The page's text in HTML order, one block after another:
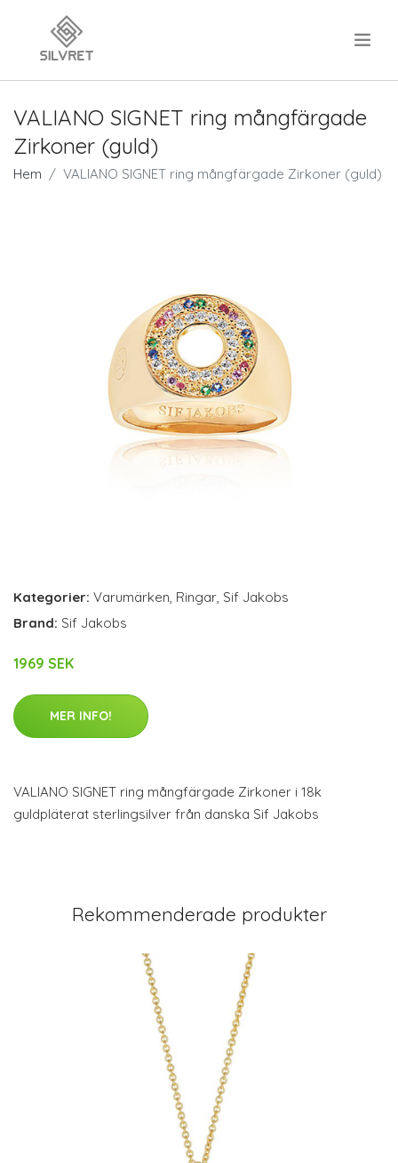
VALIANO SIGNET ring mångfärgade
Zirkoner (guld)
Hem VALIANO SIGNET ring mångfärgade Zirkoner (guld)
Kategorier: Varumärken, Ringar, Sif Jakobs
Brand: Sif Jakobs
1969 SEK
MER INFO!
VALIANO SIGNET ring mångfärgade Zirkoner i 18k
guldpläterat sterlingsilver från danska Sif Jakobs
Rekommenderade produkter